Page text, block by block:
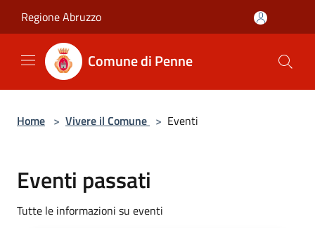
Regione Abruzzo
Comune di Penne
Home > Vivere il Comune > Eventi
Eventi passati
Tutte le informazioni su eventi